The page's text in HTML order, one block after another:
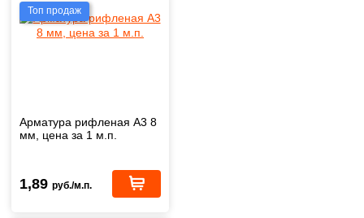
Топ продаж
Арматура рифленая А3 8
мм, цена за 1 м.п.
1,89 руб./м.п.